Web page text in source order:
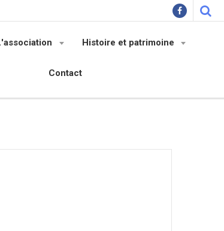
Histoire et patrimoine
Contact